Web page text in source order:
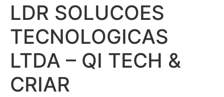
LDR SOLUCOES
TECNOLOGICAS
LTDA – QI TECH &
CRIAR